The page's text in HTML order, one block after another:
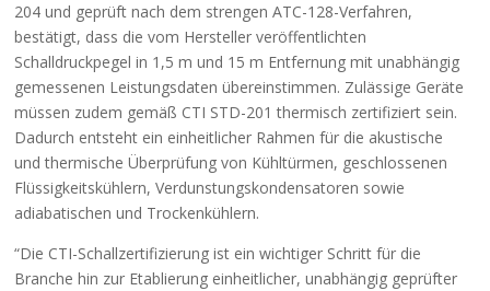
204 und geprüft nach dem strengen ATC-128-Verfahren,
bestätigt, dass die vom Hersteller veröffentlichten
Schalldruckpegel in 1,5 m und 15 m Entfernung mit unabhängig
gemessenen Leistungsdaten übereinstimmen. Zulässige Geräte
müssen zudem gemäß CTI STD-201 thermisch zertifiziert sein.
Dadurch entsteht ein einheitlicher Rahmen für die akustische
und thermische Überprüfung von Kühltürmen, geschlossenen
Flüssigkeitskühlern, Verdunstungskondensatoren sowie
adiabatischen und Trockenkühlern.
“Die CTI-Schallzertifizierung ist ein wichtiger Schritt für die
Branche hin zur Etablierung einheitlicher, unabhängig geprüfter